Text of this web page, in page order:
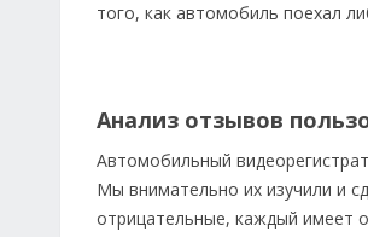
того, как автомобиль поехал
Анализ отзывов
Автомобильный
Мы внимательно их изучили и
отрицательные, каждый имеет